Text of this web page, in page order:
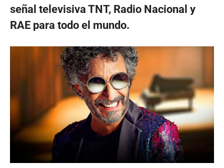
señal televisiva TNT, Radio Nacional y
RAE para todo el mundo.